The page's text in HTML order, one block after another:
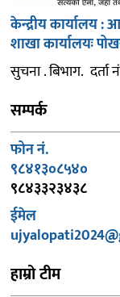
केन्द्रीय कार्यालय
शाखा कार्यालयः
सुचना . बिभाग.
सम्पर्क
फोन नं.
९८४१३०८५४०
९८४३३२३४३८
ईमेल
हाम्रो टीम